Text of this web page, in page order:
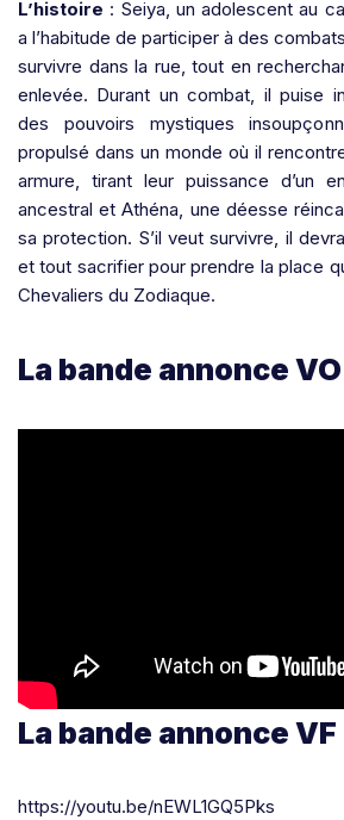
L’histoire : Seiya, un adolescent au
a l’habitude de participer à des
survivre dans la rue, tout en
enlevée. Durant un combat, il puise
des pouvoirs mystiques
propulsé dans un monde où il
armure, tirant leur puissance d’un
ancestral et Athéna, une déesse
sa protection. S’il veut survivre, il
et tout sacrifier pour prendre la place
Chevaliers du Zodiaque.
La bande annonce VO
La bande annonce VF
https://youtu.be/nEWL1GQ5Pks